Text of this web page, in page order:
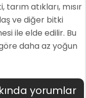
atıkları, mısır
ve diğer bitki
ile elde edilir. Bu
daha az yoğun
yorumlar